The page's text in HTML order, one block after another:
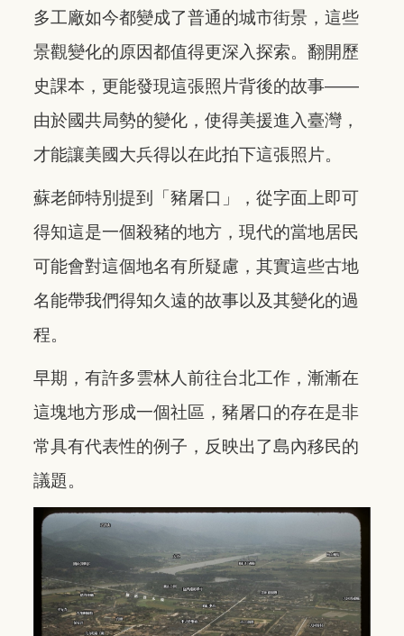
多工廠如今都變成了普通的城市街景，這些
景觀變化的原因都值得更深入探索。翻開歷
史課本，更能發現這張照片背後的故事——
由於國共局勢的變化，使得美援進入臺灣，
才能讓美國大兵得以在此拍下這張照片。
蘇老師特別提到「豬屠口」，從字面上即可
得知這是一個殺豬的地方，現代的當地居民
可能會對這個地名有所疑慮，其實這些古地
名能帶我們得知久遠的故事以及其變化的過
程。
早期，有許多雲林人前往台北工作，漸漸在
這塊地方形成一個社區，豬屠口的存在是非
常具有代表性的例子，反映出了島內移民的
議題。